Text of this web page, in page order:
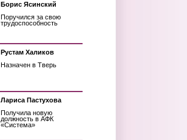
Борис Ясинский
Поручился за свою
трудоспособность
Рустам Халиков
Назначен в Тверь
Лариса Пастухова
Получила новую
должность в АФК
«Система»